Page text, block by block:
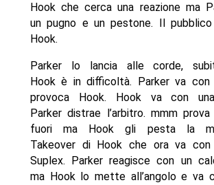
Hook che cerca una reazione ma
un pugno e un pestone. Il
Hook.
Parker lo lancia alle corde,
Hook è in difficoltà. Parker va
provoca Hook. Hook va con
Parker distrae l’arbitro. mmm
fuori ma Hook gli pesta la
Takeover di Hook che ora va con
Suplex. Parker reagisce con un
ma Hook lo mette all’angolo e va